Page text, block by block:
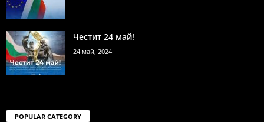
Честит 24 май!
24 май, 2024
POPULAR CATEGORY